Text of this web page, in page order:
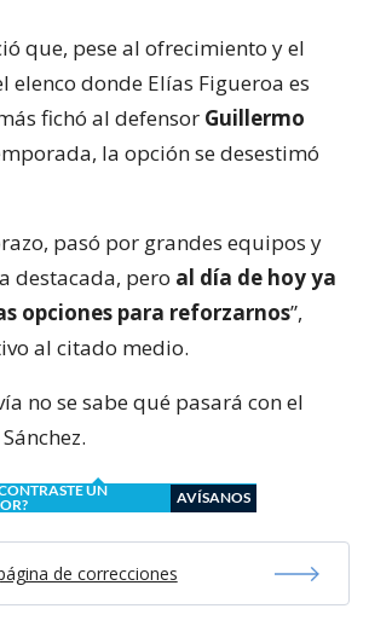
que, pese al ofrecimiento y el
elenco donde Elías Figueroa es
fichó al defensor Guillermo
la opción se desestimó
pasó por grandes equipos y
destacada, pero al día de hoy ya
opciones para reforzarnos”,
al citado medio.
no se sabe qué pasará con el
UN
AVÍSANOS
de correcciones